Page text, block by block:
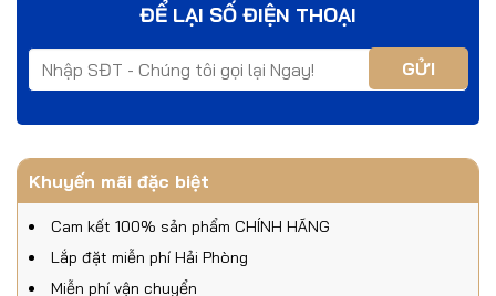
ĐỂ LẠI SỐ ĐIỆN THOẠI
Khuyến mãi đặc biệt
Cam kết 100% sản phẩm CHÍNH HÃNG
Lắp đặt miễn phí Hải Phòng
Miễn phí vận chuyển